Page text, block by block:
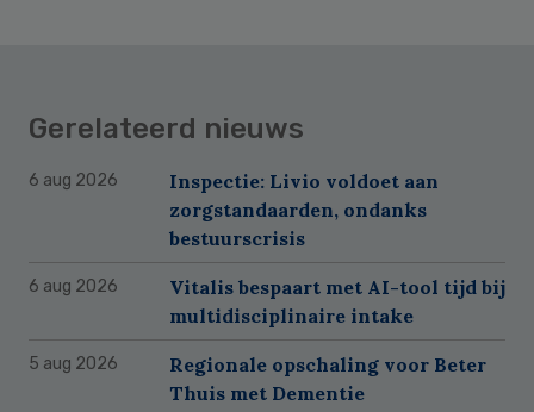
Gerelateerd nieuws
6 aug 2026
Inspectie: Livio voldoet aan
zorgstandaarden, ondanks
bestuurscrisis
6 aug 2026
Vitalis bespaart met AI-tool tijd bij
multidisciplinaire intake
5 aug 2026
Regionale opschaling voor Beter
Thuis met Dementie